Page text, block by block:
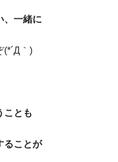
、一緒に
(*´Д｀)
ことも
ることが